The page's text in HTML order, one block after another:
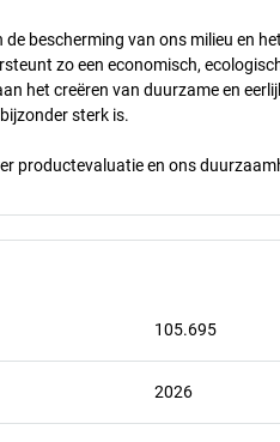
bescherming van ons milieu en
zo een economisch,
het creëren van duurzame en
sterk is.
productevaluatie en ons
105.695
2026